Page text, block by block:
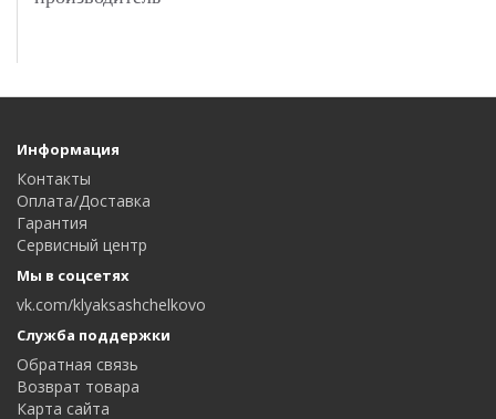
Информация
Контакты
Оплата/Доставка
Гарантия
Сервисный центр
Мы в соцсетях
vk.com/klyaksashchelkovo
Служба поддержки
Обратная связь
Возврат товара
Карта сайта